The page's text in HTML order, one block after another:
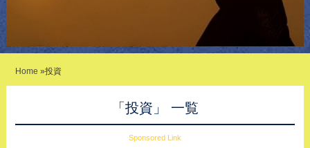
Home »投資
「投資」 一覧
Sponsored Link